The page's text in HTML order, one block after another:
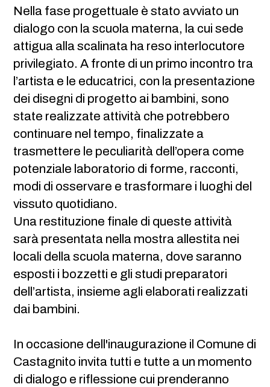
Nella fase progettuale è stato avviato un
dialogo con la scuola materna, la cui sede
attigua alla scalinata ha reso interlocutore
privilegiato. A fronte di un primo incontro tra
l’artista e le educatrici, con la presentazione
dei disegni di progetto ai bambini, sono
state realizzate attività che potrebbero
continuare nel tempo, finalizzate a
trasmettere le peculiarità dell’opera come
potenziale laboratorio di forme, racconti,
modi di osservare e trasformare i luoghi del
vissuto quotidiano.
Una restituzione finale di queste attività
sarà presentata nella mostra allestita nei
locali della scuola materna, dove saranno
esposti i bozzetti e gli studi preparatori
dell’artista, insieme agli elaborati realizzati
dai bambini.
In occasione dell'inaugurazione il Comune di
Castagnito invita tutti e tutte a un momento
di dialogo e riflessione cui prenderanno